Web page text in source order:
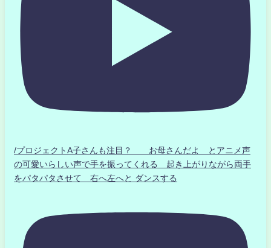
/プロジェクトA子さんも注目？ お母さんだよ とアニメ声
の可愛いらしい声で手を振ってくれる 起き上がりながら両手
をパタパタさせて 右へ左へと ダンスする